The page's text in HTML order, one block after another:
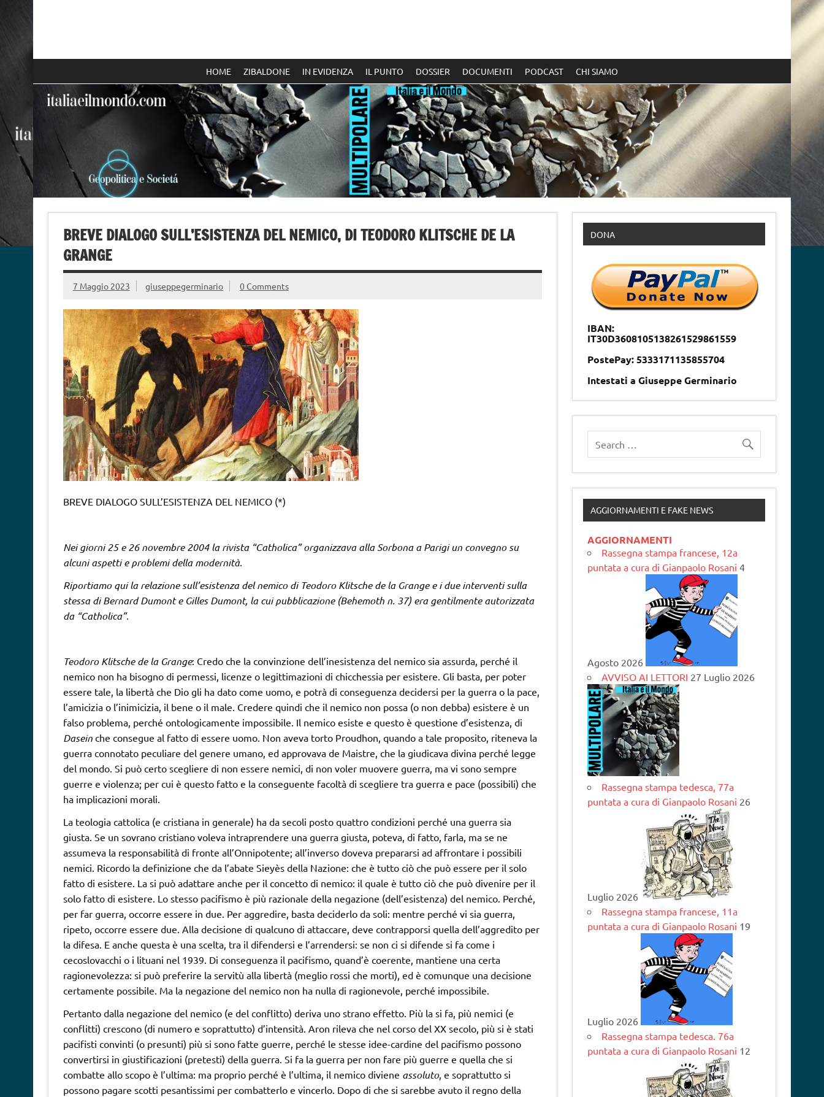
HOME ZIBALDONE IN EVIDENZA IL PUNTO DOSSIER DOCUMENTI PODCAST CHI SIAMO
BREVE DIALOGO SULL’ESISTENZA DEL NEMICO, DI TEODORO KLITSCHE DE LA
GRANGE
7 Maggio 2023 giuseppegerminario 0 Comments
BREVE DIALOGO SULL’ESISTENZA DEL NEMICO (*)
Nei giorni 25 e 26 novembre 2004 la rivista “Catholica” organizzava alla Sorbona a Parigi un convegno su
alcuni aspetti e problemi della modernità.
Riportiamo qui la relazione sull’esistenza del nemico di Teodoro Klitsche de la Grange e i due interventi sulla
stessa di Bernard Dumont e Gilles Dumont, la cui pubblicazione (Behemoth n. 37) era gentilmente autorizzata
da “Catholica”.
Teodoro Klitsche de la Grange: Credo che la convinzione dell’inesistenza del nemico sia assurda, perché il
nemico non ha bisogno di permessi, licenze o legittimazioni di chicchessia per esistere. Gli basta, per poter
essere tale, la libertà che Dio gli ha dato come uomo, e potrà di conseguenza decidersi per la guerra o la pace,
l’amicizia o l’inimicizia, il bene o il male. Credere quindi che il nemico non possa (o non debba) esistere è un
falso problema, perché ontologicamente impossibile. Il nemico esiste e questo è questione d’esistenza, di
Daseinche consegue al fatto di essere uomo. Non aveva torto Proudhon, quando a tale proposito, riteneva la
guerra connotato peculiare del genere umano, ed approvava de Maistre, che la giudicava divina perché legge
del mondo. Si può certo scegliere di non essere nemici, di non voler muovere guerra, ma vi sono sempre
guerre e violenza; per cui è questo fatto e la conseguente facoltà di scegliere tra guerra e pace (possibili) che
ha implicazioni morali.
La teologia cattolica (e cristiana in generale) ha da secoli posto quattro condizioni perché una guerra sia
giusta. Se un sovrano cristiano voleva intraprendere una guerra giusta, poteva, di fatto, farla, ma se ne
assumeva la responsabilità di fronte all’Onnipotente; all’inverso doveva prepararsi ad affrontare i possibili
nemici. Ricordo la definizione che da l’abate Sieyès della Nazione: che è tutto ciò che può essere per il solo
fatto di esistere. La si può adattare anche per il concetto di nemico: il quale è tutto ciò che può divenire per il
solo fatto di esistere. Lo stesso pacifismo è più razionale della negazione (dell’esistenza) del nemico. Perché,
per far guerra, occorre essere in due. Per aggredire, basta deciderlo da soli: mentre perché vi sia guerra,
ripeto, occorre essere due. Alla decisione di qualcuno di attaccare, deve contrapporsi quella dell’aggredito per
la difesa. E anche questa è una scelta, tra il difendersi e l’arrendersi: se non ci si difende si fa come i
cecoslovacchi o i lituani nel 1939. Di conseguenza il pacifismo, quand’è coerente, mantiene una certa
ragionevolezza: si può preferire la servitù alla libertà (meglio rossi che morti), ed è comunque una decisione
certamente possibile. Ma la negazione del nemico non ha nulla di ragionevole, perché impossibile.
Pertanto dalla negazione del nemico (e del conflitto) deriva uno strano effetto. Più la si fa, più nemici (e
conflitti) crescono (di numero e soprattutto) d’intensità. Aron rileva che nel corso del XX secolo, più si è stati
pacifisti convinti (o presunti) più si sono fatte guerre, perché le stesse idee-cardine del pacifismo possono
convertirsi in giustificazioni (pretesti) della guerra. Si fa la guerra per non fare più guerre e quella che si
combatte allo scopo è l’ultima: ma proprio perché è l’ultima, il nemico diviene assoluto, e soprattutto si
possono pagare scotti pesantissimi per combatterlo e vincerlo. Dopo di che si sarebbe avuto il regno della
DONA
IBAN:
IT30D3608105138261529861559
PostePay: 5333171135855704
Intestati a Giuseppe Germinario
AGGIORNAMENTI E FAKE NEWS
AGGIORNAMENTI
Rassegna stampa francese, 12a
puntata a cura di Gianpaolo Rosani 4
Agosto 2026
AVVISO AI LETTORI 27 Luglio 2026
Rassegna stampa tedesca, 77a
puntata a cura di Gianpaolo Rosani 26
Luglio 2026
Rassegna stampa francese, 11a
puntata a cura di Gianpaolo Rosani 19
Luglio 2026
Rassegna stampa tedesca. 76a
puntata a cura di Gianpaolo Rosani 12